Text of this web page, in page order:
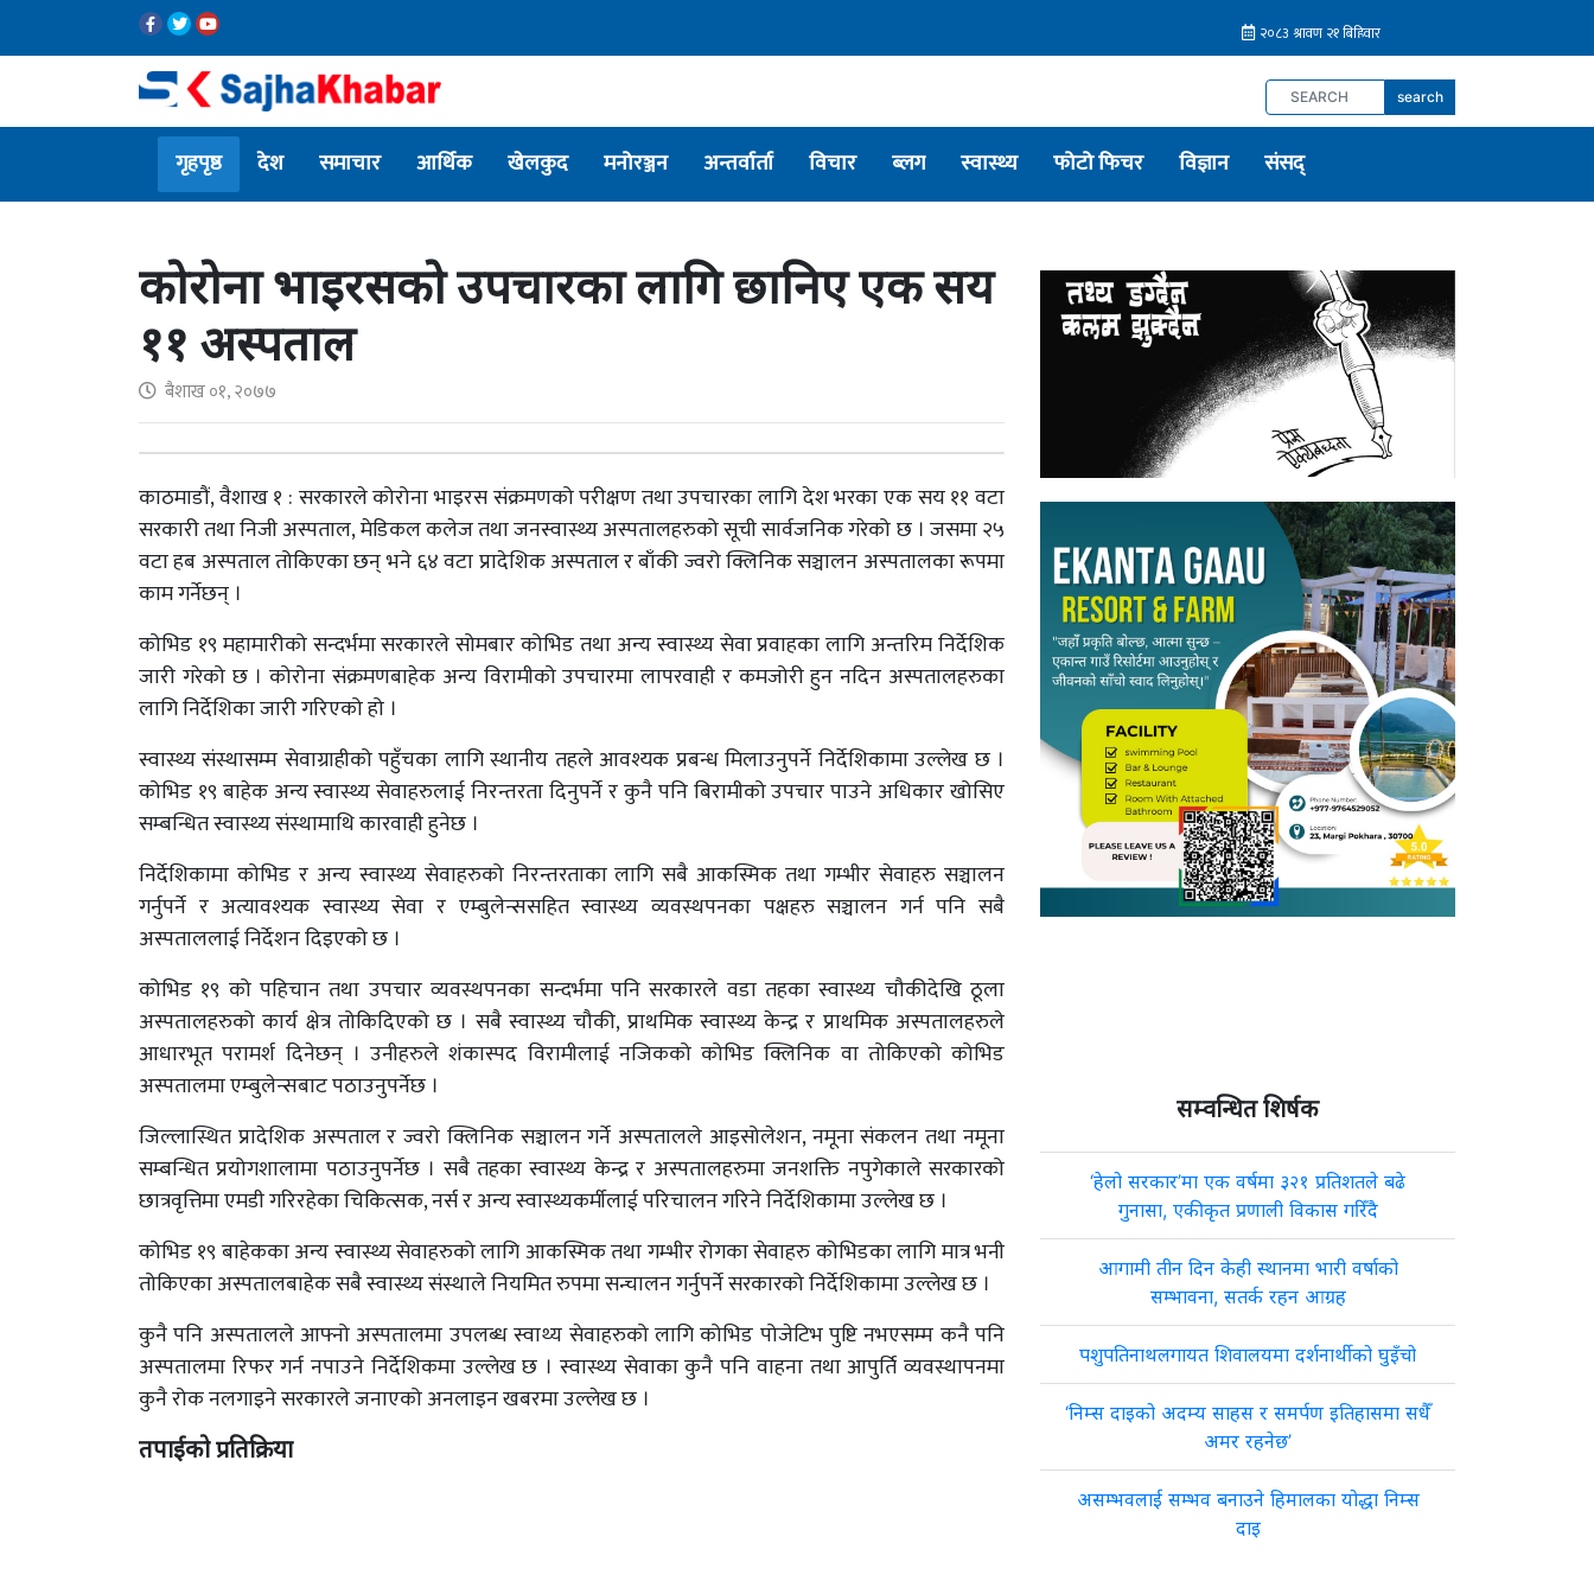
search
गृहपृष्ठ देश समाचार आर्थिक खेलकुद मनोरञ्जन अन्तर्वार्ता विचार ब्लग स्वास्थ्य फोटो फिचर विज्ञान संसद्
कोरोना भाइरसको उपचारका लागि छानिए एक सय
११ अस्पताल
बैशाख ०१, २०७७
काठमाडौं, वैशाख १ : सरकारले कोरोना भाइरस संक्रमणको परीक्षण तथा उपचारका लागि देश भरका एक सय ११ वटा
सरकारी तथा निजी अस्पताल, मेडिकल कलेज तथा जनस्वास्थ्य अस्पतालहरुको सूची सार्वजनिक गरेको छ । जसमा २५
वटा हब अस्पताल तोकिएका छन् भने ६४ वटा प्रादेशिक अस्पताल र बाँकी ज्वरो क्लिनिक सञ्चालन अस्पतालका रूपमा
काम गर्नेछन् ।
कोभिड १९ महामारीको सन्दर्भमा सरकारले सोमबार कोभिड तथा अन्य स्वास्थ्य सेवा प्रवाहका लागि अन्तरिम निर्देशिक
जारी गरेको छ । कोरोना संक्रमणबाहेक अन्य विरामीको उपचारमा लापरवाही र कमजोरी हुन नदिन अस्पतालहरुका
लागि निर्देशिका जारी गरिएको हो ।
स्वास्थ्य संस्थासम्म सेवाग्राहीको पहुँचका लागि स्थानीय तहले आवश्यक प्रबन्ध मिलाउनुपर्ने निर्देशिकामा उल्लेख छ ।
कोभिड १९ बाहेक अन्य स्वास्थ्य सेवाहरुलाई निरन्तरता दिनुपर्ने र कुनै पनि बिरामीको उपचार पाउने अधिकार खोसिए
सम्बन्धित स्वास्थ्य संस्थामाथि कारवाही हुनेछ ।
निर्देशिकामा कोभिड र अन्य स्वास्थ्य सेवाहरुको निरन्तरताका लागि सबै आकस्मिक तथा गम्भीर सेवाहरु सञ्चालन
गर्नुपर्ने र अत्यावश्यक स्वास्थ्य सेवा र एम्बुलेन्ससहित स्वास्थ्य व्यवस्थपनका पक्षहरु सञ्चालन गर्न पनि सबै
अस्पताललाई निर्देशन दिइएको छ ।
कोभिड १९ को पहिचान तथा उपचार व्यवस्थपनका सन्दर्भमा पनि सरकारले वडा तहका स्वास्थ्य चौकीदेखि ठूला
अस्पतालहरुको कार्य क्षेत्र तोकिदिएको छ । सबै स्वास्थ्य चौकी, प्राथमिक स्वास्थ्य केन्द्र र प्राथमिक अस्पतालहरुले
आधारभूत परामर्श दिनेछन् । उनीहरुले शंकास्पद विरामीलाई नजिकको कोभिड क्लिनिक वा तोकिएको कोभिड
अस्पतालमा एम्बुलेन्सबाट पठाउनुपर्नेछ ।
जिल्लास्थित प्रादेशिक अस्पताल र ज्वरो क्लिनिक सञ्चालन गर्ने अस्पतालले आइसोलेशन, नमूना संकलन तथा नमूना
सम्बन्धित प्रयोगशालामा पठाउनुपर्नेछ । सबै तहका स्वास्थ्य केन्द्र र अस्पतालहरुमा जनशक्ति नपुगेकाले सरकारको
छात्रवृत्तिमा एमडी गरिरहेका चिकित्सक, नर्स र अन्य स्वास्थ्यकर्मीलाई परिचालन गरिने निर्देशिकामा उल्लेख छ ।
कोभिड १९ बाहेकका अन्य स्वास्थ्य सेवाहरुको लागि आकस्मिक तथा गम्भीर रोगका सेवाहरु कोभिडका लागि मात्र भनी
तोकिएका अस्पतालबाहेक सबै स्वास्थ्य संस्थाले नियमित रुपमा सन्चालन गर्नुपर्ने सरकारको निर्देशिकामा उल्लेख छ ।
कुनै पनि अस्पतालले आफ्नो अस्पतालमा उपलब्ध स्वाथ्य सेवाहरुको लागि कोभिड पोजेटिभ पुष्टि नभएसम्म कनै पनि
अस्पतालमा रिफर गर्न नपाउने निर्देशिकमा उल्लेख छ । स्वास्थ्य सेवाका कुनै पनि वाहना तथा आपुर्ति व्यवस्थापनमा
कुनै रोक नलगाइने सरकारले जनाएको अनलाइन खबरमा उल्लेख छ ।
तपाईको प्रतिक्रिया
सम्वन्धित शिर्षक
‘हेलो सरकार’मा एक वर्षमा ३२१ प्रतिशतले बढे
गुनासा, एकीकृत प्रणाली विकास गरिँदै
आगामी तीन दिन केही स्थानमा भारी वर्षाको
सम्भावना, सतर्क रहन आग्रह
पशुपतिनाथलगायत शिवालयमा दर्शनार्थीको घुइँचो
‘निम्स दाइको अदम्य साहस र समर्पण इतिहासमा सधैँ
अमर रहनेछ’
असम्भवलाई सम्भव बनाउने हिमालका योद्धा निम्स
दाइ